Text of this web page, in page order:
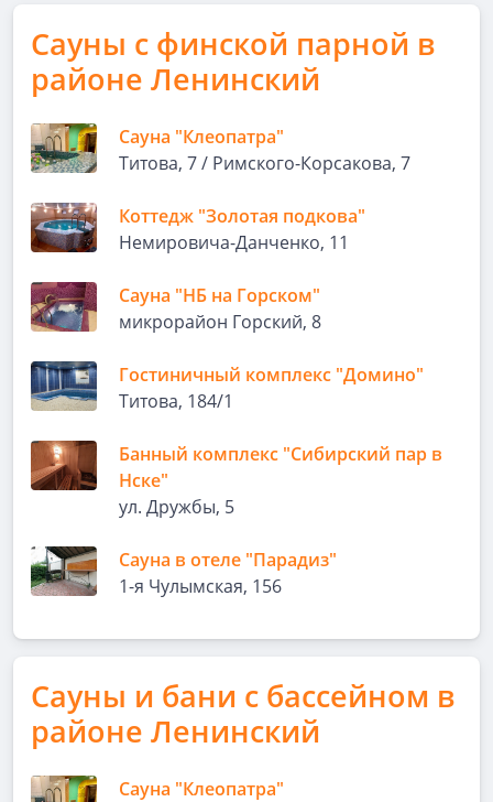
Сауны с финской парной в
районе Ленинский
Сауна "Клеопатра"
Титова, 7 / Римского-Корсакова, 7
Коттедж "Золотая подкова"
Немировича-Данченко, 11
Сауна "НБ на Горском"
микрорайон Горский, 8
Гостиничный комплекс "Домино"
Титова, 184/1
Банный комплекс "Сибирский пар в
Нске"
ул. Дружбы, 5
Сауна в отеле "Парадиз"
1-я Чулымская, 156
Сауны и бани с бассейном в
районе Ленинский
Сауна "Клеопатра"